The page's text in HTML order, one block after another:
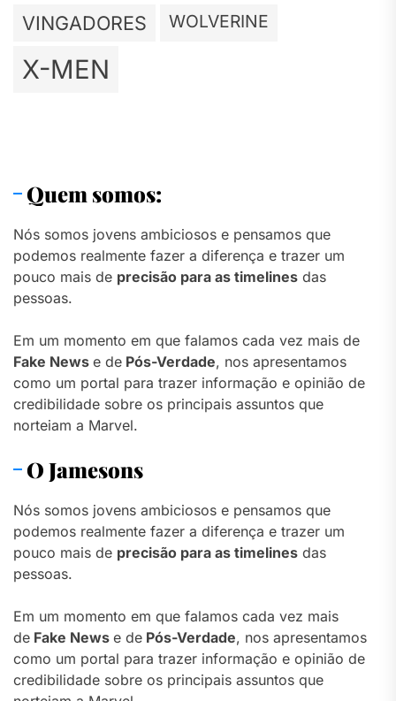
VINGADORES WOLVERINE
X-MEN
Quem somos:
Nós somos jovens ambiciosos e pensamos que
podemos realmente fazer a diferença e trazer um
pouco mais de precisão para as timelines das
pessoas.
Em um momento em que falamos cada vez mais de
Fake News e de Pós-Verdade, nos apresentamos
como um portal para trazer informação e opinião de
credibilidade sobre os principais assuntos que
norteiam a Marvel.
O Jamesons
Nós somos jovens ambiciosos e pensamos que
podemos realmente fazer a diferença e trazer um
pouco mais de precisão para as timelines das
pessoas.
Em um momento em que falamos cada vez mais
de Fake News e de Pós-Verdade, nos apresentamos
como um portal para trazer informação e opinião de
credibilidade sobre os principais assuntos que